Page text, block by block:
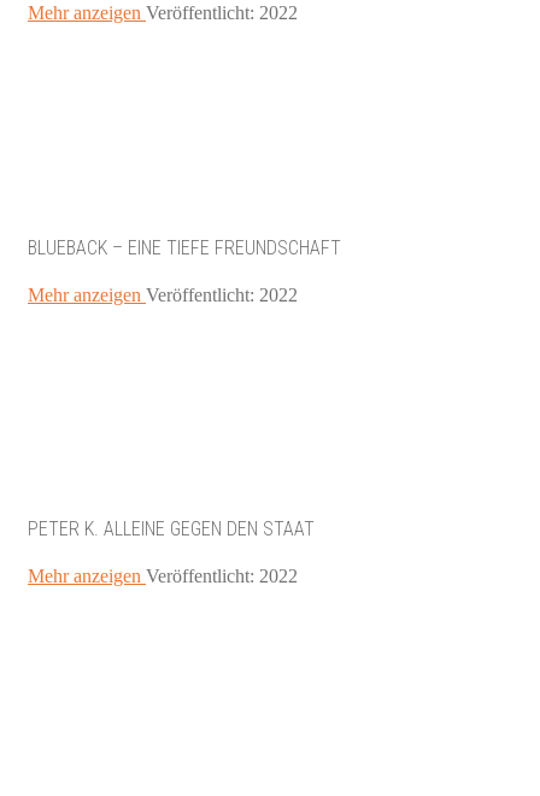
Mehr anzeigen Veröffentlicht: 2022
BLUEBACK – EINE TIEFE FREUNDSCHAFT
Mehr anzeigen Veröffentlicht: 2022
PETER K. ALLEINE GEGEN DEN STAAT
Mehr anzeigen Veröffentlicht: 2022